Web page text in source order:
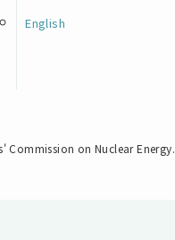
English
Commission on Nuclear Energy.